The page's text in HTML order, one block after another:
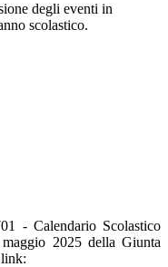
degli eventi in
scolastico.
- Calendario Scolastico
2025 della Giunta